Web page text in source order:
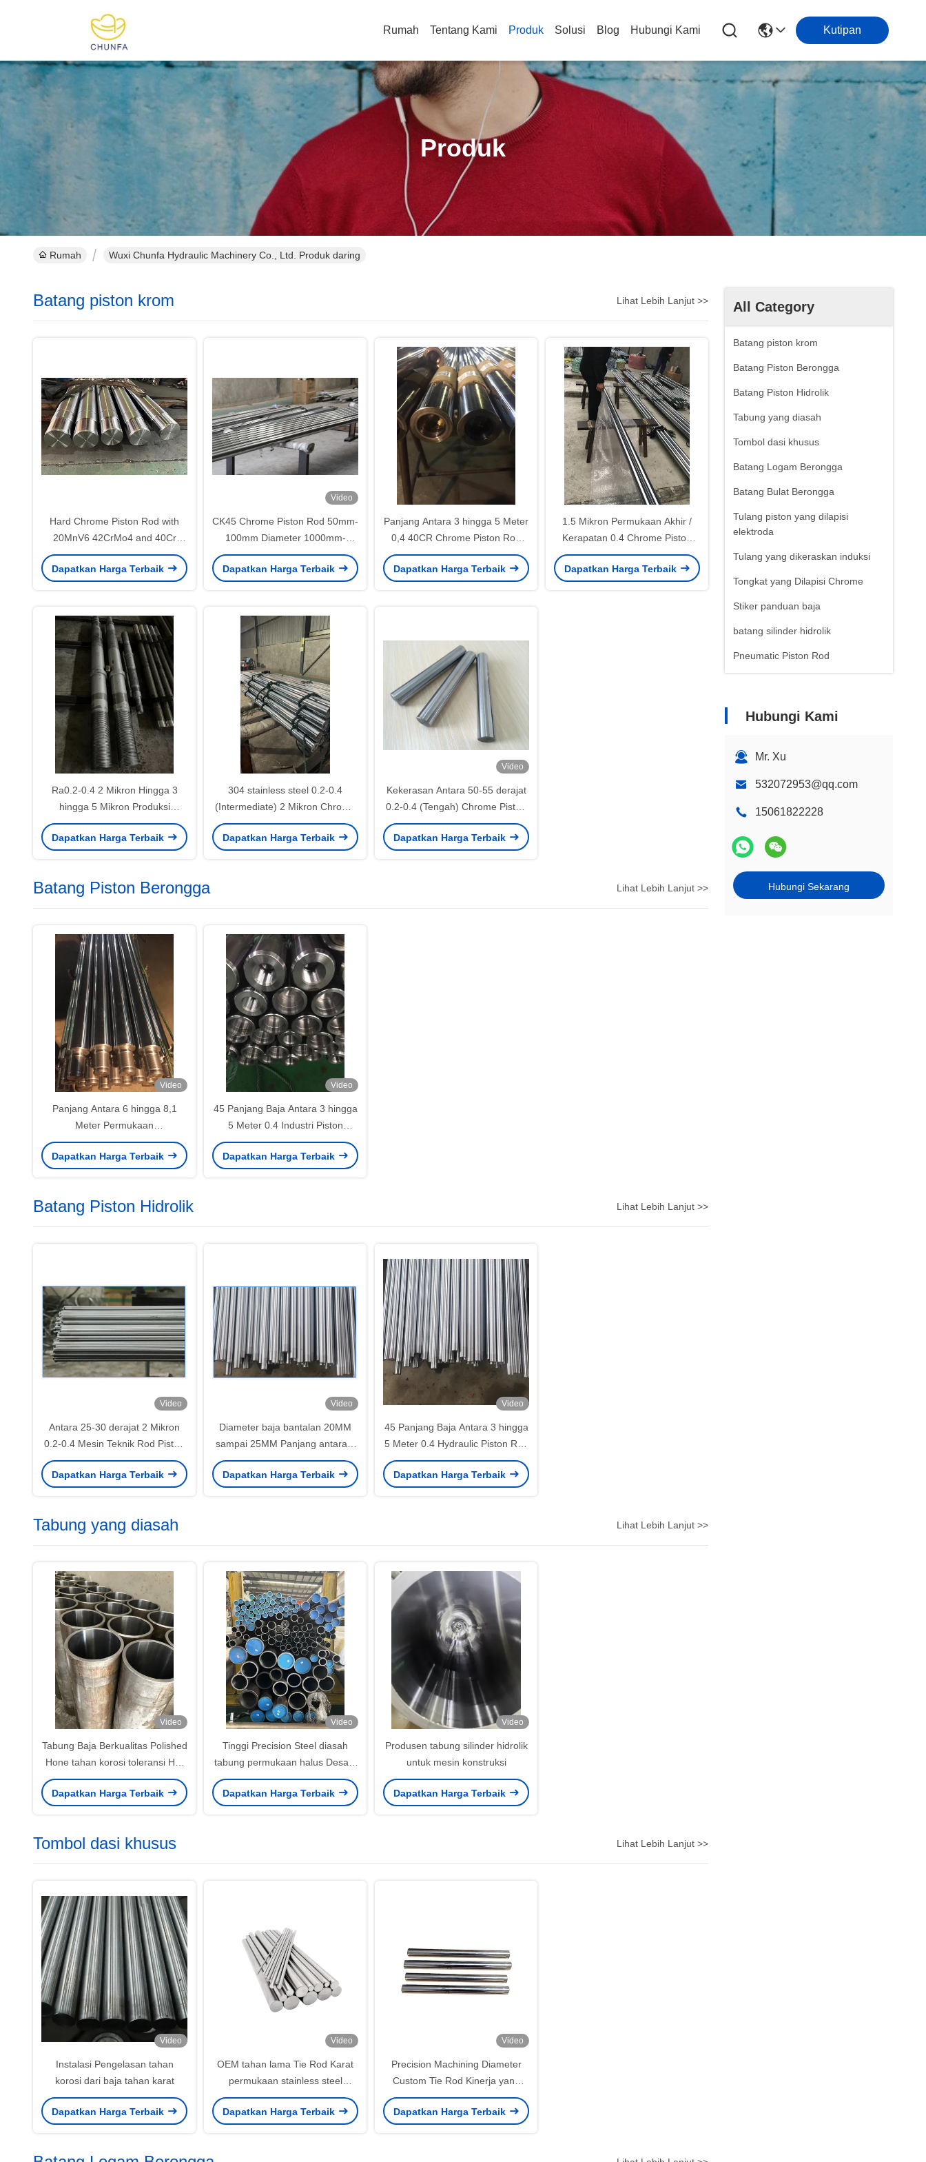
Rumah Tentang Kami Produk Solusi Blog Hubungi Kami Kutipan
Produk
Rumah Wuxi Chunfa Hydraulic Machinery Co., Ltd. Produk daring
All Category
Batang piston krom
Batang Piston Berongga
Batang Piston Hidrolik
Tabung yang diasah
Tombol dasi khusus
Batang Logam Berongga
Batang Bulat Berongga
Tulang piston yang dilapisi
elektroda
Tulang yang dikeraskan induksi
Tongkat yang Dilapisi Chrome
Stiker panduan baja
batang silinder hidrolik
Pneumatic Piston Rod
Hubungi Kami
Mr. Xu
532072953@qq.com
15061822228
Hubungi Sekarang
Batang piston krom Lihat Lebih Lanjut >>
Hard Chrome Piston Rod with
20MnV6 42CrMo4 and 40Cr
Materials for High Strength
Applications
Dapatkan Harga Terbaik
Video
CK45 Chrome Piston Rod 50mm-
100mm Diameter 1000mm-
11000mm Length with 20-30
Micron Chrome Plating
Dapatkan Harga Terbaik
Panjang Antara 3 hingga 5 Meter
0,4 40CR Chrome Piston Rod
Engineering Machinery
Dapatkan Harga Terbaik
1.5 Mikron Permukaan Akhir /
Kerapatan 0.4 Chrome Piston
Rod Industri Otomotif
Dapatkan Harga Terbaik
Ra0.2-0.4 2 Mikron Hingga 3
hingga 5 Mikron Produksi
Precision Chrome Piston Rod
Dapatkan Harga Terbaik
304 stainless steel 0.2-0.4
(Intermediate) 2 Mikron Chrome
Piston Rod Precision
Manufacturing
Dapatkan Harga Terbaik
Video
Kekerasan Antara 50-55 derajat
0.2-0.4 (Tengah) Chrome Piston
Rod 2 Mikron
Dapatkan Harga Terbaik
Batang Piston Berongga Lihat Lebih Lanjut >>
Video
Panjang Antara 6 hingga 8,1
Meter Permukaan
Akhir/Kekerasan 0,2 Piston Rod
Hollow Mesin Tekstil/Sikat
Dapatkan Harga Terbaik
Video
45 Panjang Baja Antara 3 hingga
5 Meter 0.4 Industri Piston
Hollow Piston
Dapatkan Harga Terbaik
Batang Piston Hidrolik Lihat Lebih Lanjut >>
Video
Antara 25-30 derajat 2 Mikron
0.2-0.4 Mesin Teknik Rod Piston
Hidraulik
Dapatkan Harga Terbaik
Video
Diameter baja bantalan 20MM
sampai 25MM Panjang antara 3
sampai 5 meter antara 25-30
derajat Hydraulic Piston Rod
Dapatkan Harga Terbaik
Video
45 Panjang Baja Antara 3 hingga
5 Meter 0.4 Hydraulic Piston Rod
Industri Otomotif
Dapatkan Harga Terbaik
Tabung yang diasah Lihat Lebih Lanjut >>
Video
Tabung Baja Berkualitas Polished
Hone tahan korosi toleransi H8-
H9
Dapatkan Harga Terbaik
Video
Tinggi Precision Steel diasah
tabung permukaan halus Desain
yang dapat disesuaikan
Dapatkan Harga Terbaik
Video
Produsen tabung silinder hidrolik
untuk mesin konstruksi
Dapatkan Harga Terbaik
Tombol dasi khusus Lihat Lebih Lanjut >>
Video
Instalasi Pengelasan tahan
korosi dari baja tahan karat
Dapatkan Harga Terbaik
Video
OEM tahan lama Tie Rod Karat
permukaan stainless steel
Disesuaikan
Dapatkan Harga Terbaik
Video
Precision Machining Diameter
Custom Tie Rod Kinerja yang
tahan lama
Dapatkan Harga Terbaik